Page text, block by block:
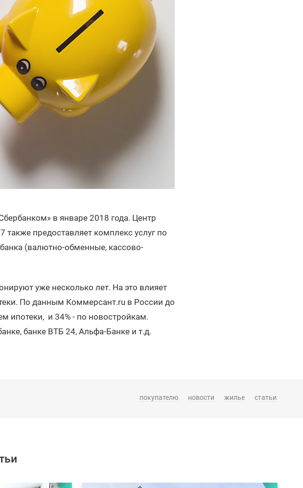
в январе 2018 года. Центр
предоставляет комплекс услуг по
(валютно-обменные, кассово-
уже несколько лет. На это влияет
По данным Коммерсант.ru в России до
ипотеки, и 34% - по новостройкам.
банке ВТБ 24, Альфа-Банке и т.д.
покупателю новости жилье статьи